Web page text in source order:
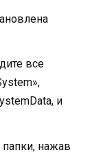
все
и
нажав